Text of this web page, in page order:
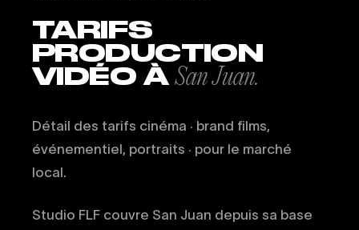
TARIFS
PRODUCTION
VIDÉO ÀSan Juan.
Détail des tarifs cinéma · brand films,
événementiel, portraits · pour le marché
local.
Studio FLF couvre San Juan depuis sa base